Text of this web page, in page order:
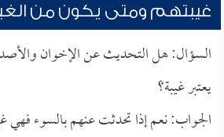
غيبتهم ومتى يكون من
السؤال: هل التحديث عن الإخوان
يعتبر غيبة؟
الجواب: نعم إذا تحدثت عنهم بالسوء فهي